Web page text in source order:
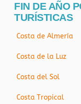
FIN DE AÑO
TURÍSTICAS
Costa de Almería
Costa de la Luz
Costa del Sol
Costa Tropical